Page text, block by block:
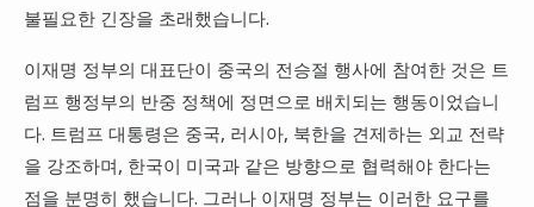
불필요한 긴장을 초래했습니다.
이재명 정부의 대표단이 중국의 전승절 행사에 참여한 것은 트
럼프 행정부의 반중 정책에 정면으로 배치되는 행동이었습니
다. 트럼프 대통령은 중국, 러시아, 북한을 견제하는 외교 전략
을 강조하며, 한국이 미국과 같은 방향으로 협력해야 한다는
점을 분명히 했습니다. 그러나 이재명 정부는 이러한 요구를